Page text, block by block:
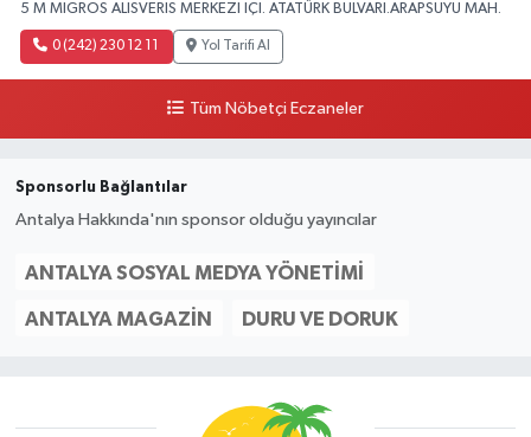
5 M MIGROS ALISVERIS MERKEZI IÇI. ATATÜRK BULVARI.ARAPSUYU MAH.
0 (242) 230 12 11 Yol Tarifi Al
Tüm Nöbetçi Eczaneler
Sponsorlu Bağlantılar
Antalya Hakkında'nın sponsor olduğu yayıncılar
ANTALYA SOSYAL MEDYA YÖNETIMI
ANTALYA MAGAZIN DURU VE DORUK